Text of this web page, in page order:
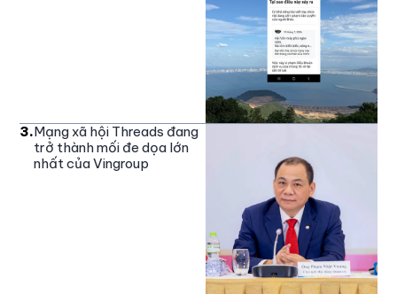
3.Mạng xã hội Threads đang
trở thành mối đe dọa lớn
nhất của Vingroup